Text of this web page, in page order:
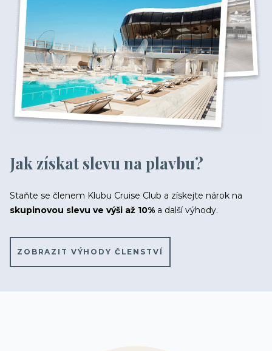
Jak získat slevu na plavbu?
Staňte se členem Klubu Cruise Club a získejte nárok na
skupinovou slevu ve výši až 10% a další výhody.
ZOBRAZIT VÝHODY ČLENSTVÍ